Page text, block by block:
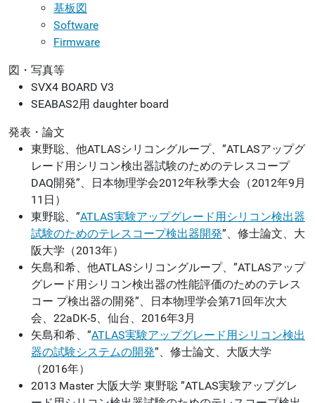
基板図
Software
Firmware
図・写真等
SVX4 BOARD V3
SEABAS2用 daughter board
発表・論文
東野聡、他ATLASシリコングループ、”ATLASアップグ
レード用シリコン検出器試験のためのテレスコープ
DAQ開発”、日本物理学会2012年秋季大会（2012年9月
11日）
東野聡、”ATLAS実験アップグレード用シリコン検出器
試験のためのテレスコープ検出器開発”、修士論文、大
阪大学（2013年）
矢島和希、他ATLASシリコングループ、”ATLASアップ
グレード用シリコン検出器の性能評価のためのテレス
コー プ検出器の開発”、日本物理学会第71回年次大
会、22aDK-5、仙台、2016年3月
矢島和希、”ATLAS実験アップグレード用シリコン検出
器の試験システムの開発”、修士論文、大阪大学
（2016年）
2013 Master 大阪大学 東野聡 ”ATLAS実験アップグレ